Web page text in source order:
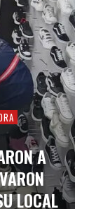
A
LOCAL